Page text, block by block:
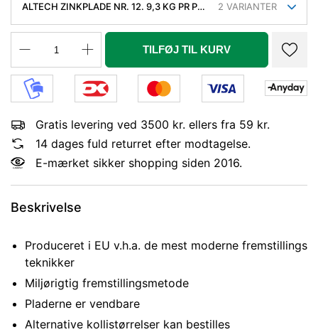
ALTECH ZINKPLADE NR. 12. 9,3 KG PR PL.
242 KG. - TAGES IKKE RETUR -
2 VARIANTER
TILFØJ TIL KURV
Gratis levering ved 3500 kr. ellers fra 59 kr.
14 dages fuld returret efter modtagelse.
E-mærket sikker shopping siden 2016.
Beskrivelse
Produceret i EU v.h.a. de mest moderne fremstillings
teknikker
Miljørigtig fremstillingsmetode
Pladerne er vendbare
Alternative kollistørrelser kan bestilles